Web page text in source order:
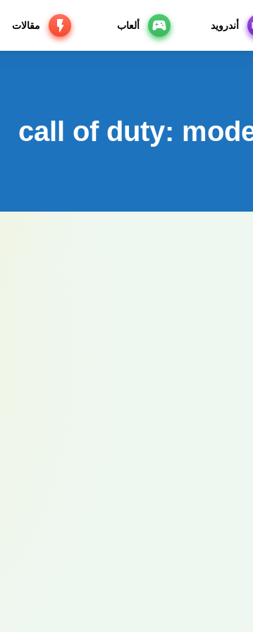
أندرويد ألعاب مقالات
call of duty: